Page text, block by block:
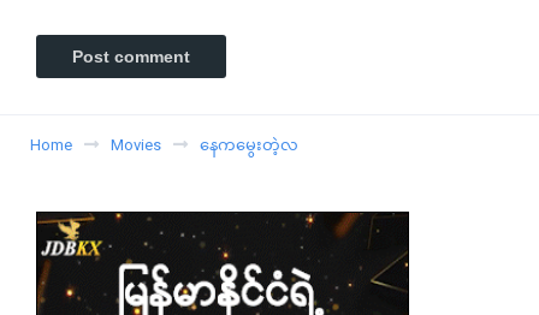
Home Movies နေကမွေးတဲ့လ